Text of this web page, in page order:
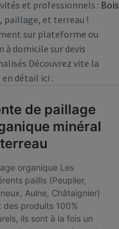
et professionnels : Bois
paillage, et terreau !
sur plateforme ou
à domicile sur devis
Découvrez vite la
détail ici :